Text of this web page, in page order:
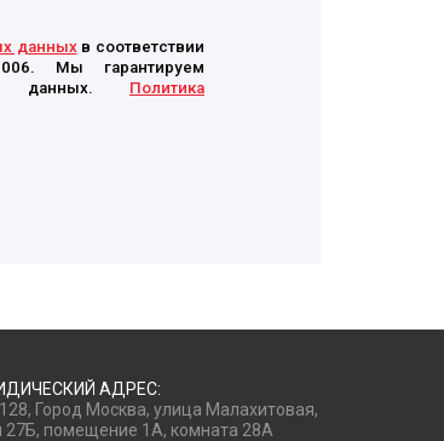
данныхв соответствии
Мы гарантируем
данных. Политика
АДРЕС:
Город Москва, улица Малахитовая,
27Б, помещение 1А, комната 28А